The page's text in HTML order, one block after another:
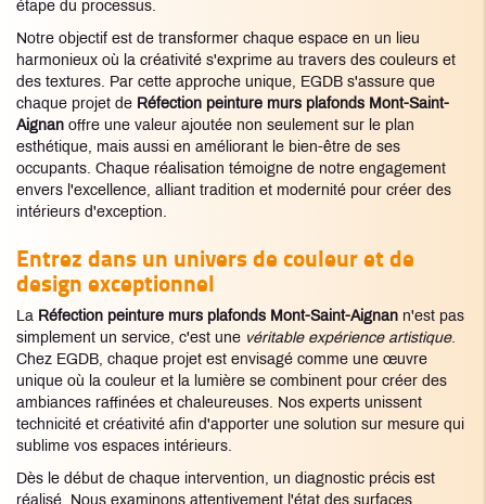
étape du processus.
Notre objectif est de transformer chaque espace en un lieu
harmonieux où la créativité s'exprime au travers des couleurs et
des textures. Par cette approche unique, EGDB s'assure que
chaque projet de Réfection peinture murs plafonds Mont-Saint-
Aignan offre une valeur ajoutée non seulement sur le plan
esthétique, mais aussi en améliorant le bien-être de ses
occupants. Chaque réalisation témoigne de notre engagement
envers l'excellence, alliant tradition et modernité pour créer des
intérieurs d'exception.
Entrez dans un univers de couleur et de
design exceptionnel
La Réfection peinture murs plafonds Mont-Saint-Aignan n'est pas
simplement un service, c'est une véritable expérience artistique.
Chez EGDB, chaque projet est envisagé comme une œuvre
unique où la couleur et la lumière se combinent pour créer des
ambiances raffinées et chaleureuses. Nos experts unissent
technicité et créativité afin d'apporter une solution sur mesure qui
sublime vos espaces intérieurs.
Dès le début de chaque intervention, un diagnostic précis est